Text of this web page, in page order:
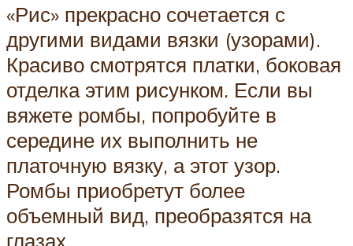
«Рис» прекрасно сочетается с
другими видами вязки (узорами).
Красиво смотрятся платки, боковая
отделка этим рисунком. Если вы
вяжете ромбы, попробуйте в
середине их выполнить не
платочную вязку, а этот узор.
Ромбы приобретут более
объемный вид, преобразятся на
глазах.